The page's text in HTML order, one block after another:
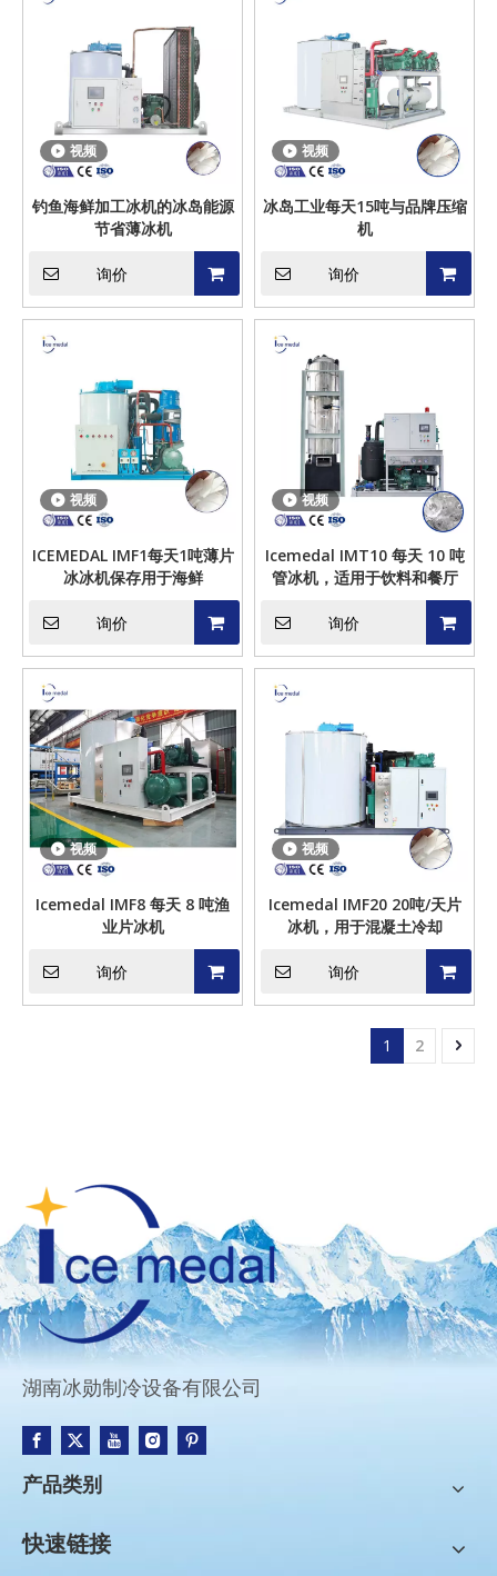
视频
钓鱼海鲜加工冰机的冰岛能源
节省薄冰机
询价
视频
冰岛工业每天15吨与品牌压缩
机
询价
视频
ICEMEDAL IMF1每天1吨薄片
冰冰机保存用于海鲜
询价
视频
Icemedal IMT10 每天 10 吨
管冰机，适用于饮料和餐厅
询价
视频
Icemedal IMF8 每天 8 吨渔
业片冰机
询价
视频
Icemedal IMF20 20吨/天片
冰机，用于混凝土冷却
询价
1 2
湖南冰勋制冷设备有限公司
产品类别
快速链接